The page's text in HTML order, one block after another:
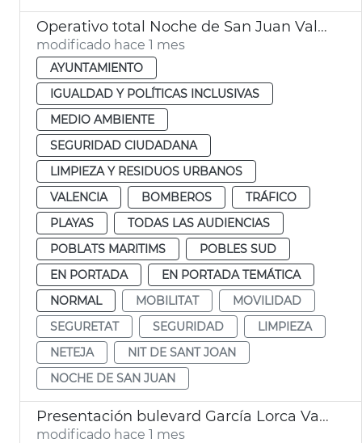
Operativo total Noche de San Juan València. Movilidad, limpieza y seguridad
modificado hace 1 mes
AYUNTAMIENTO
IGUALDAD Y POLÍTICAS INCLUSIVAS
MEDIO AMBIENTE
SEGURIDAD CIUDADANA
LIMPIEZA Y RESIDUOS URBANOS
VALENCIA
BOMBEROS
TRÁFICO
PLAYAS
TODAS LAS AUDIENCIAS
POBLATS MARITIMS
POBLES SUD
EN PORTADA
EN PORTADA TEMÁTICA
NORMAL
MOBILITAT
MOVILIDAD
SEGURETAT
SEGURIDAD
LIMPIEZA
NETEJA
NIT DE SANT JOAN
NOCHE DE SAN JUAN
Presentación bulevard García Lorca València
modificado hace 1 mes